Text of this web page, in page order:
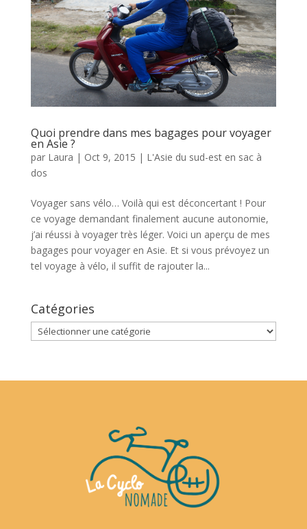
Quoi prendre dans mes bagages pour voyager
en Asie ?
par Laura | Oct 9, 2015 | L'Asie du sud-est en sac à
dos
Voyager sans vélo… Voilà qui est déconcertant ! Pour
ce voyage demandant finalement aucune autonomie,
j’ai réussi à voyager très léger. Voici un aperçu de mes
bagages pour voyager en Asie. Et si vous prévoyez un
tel voyage à vélo, il suffit de rajouter la...
Catégories
Catégories